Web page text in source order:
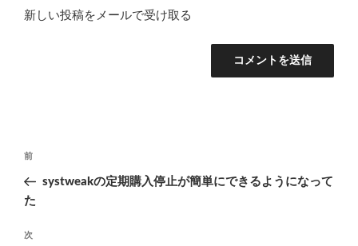
新しい投稿をメールで受け取る
投
ナ
ゲ
前
の
投
前
systweakの定期購入停止が簡単にできるようになって
た
次
次